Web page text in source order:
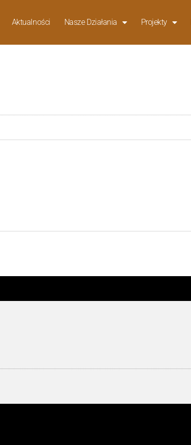
Aktualności Nasze Działania Projekty